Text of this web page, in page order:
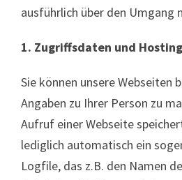
ausführlich über den Umgang
1. Zugriffsdaten und Hosting
Sie können unsere Webseiten
Angaben zu Ihrer Person zu
Aufruf einer Webseite
lediglich automatisch ein
Logfile, das z.B. den Namen